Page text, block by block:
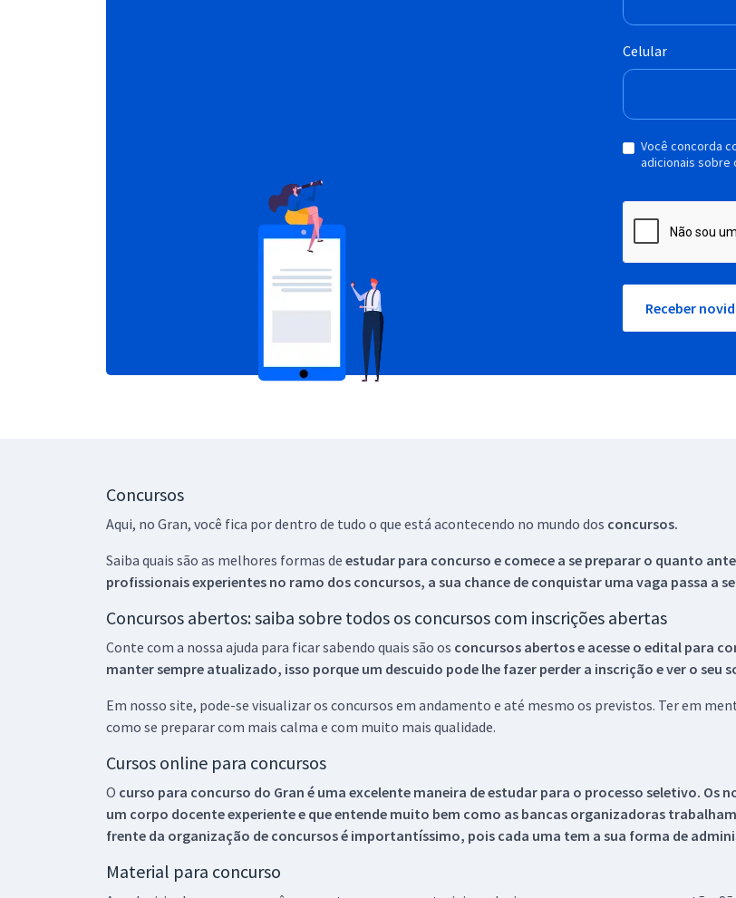
Celular
Você concorda
adicionais sobre
Receber
Concursos
Aqui, no Gran, você fica por dentro de tudo o que está acontecendo no mundo dos concursos.
Saiba quais são as melhores formas de estudar para concurso e comece a se preparar o quanto
profissionais experientes no ramo dos concursos, a sua chance de conquistar uma vaga passa a
Concursos abertos: saiba sobre todos os concursos com inscrições abertas
Conte com a nossa ajuda para ficar sabendo quais são os concursos abertos e acesse o edital para
manter sempre atualizado, isso porque um descuido pode lhe fazer perder a inscrição e ver o seu
Em nosso site, pode-se visualizar os concursos em andamento e até mesmo os previstos. Ter em
como se preparar com mais calma e com muito mais qualidade.
Cursos online para concursos
O curso para concurso do Gran é uma excelente maneira de estudar para o processo seletivo.
um corpo docente experiente e que entende muito bem como as bancas organizadoras
frente da organização de concursos é importantíssimo, pois cada uma tem a sua forma de
Material para concurso